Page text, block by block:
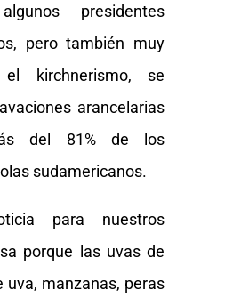
presidentes
pero también muy
kirchnerismo, se
arancelarias
del 81% de los
sudamericanos.
para nuestros
porque las uvas de
uva, manzanas, peras